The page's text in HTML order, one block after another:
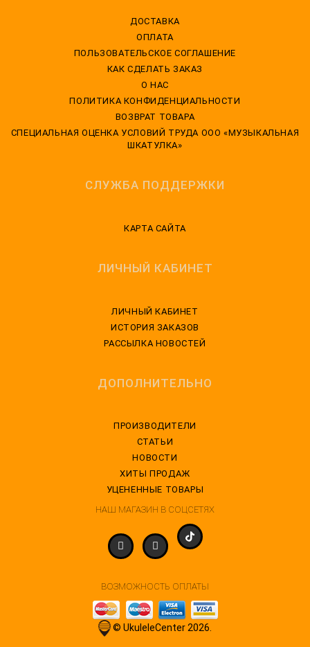
ДОСТАВКА
ОПЛАТА
ПОЛЬЗОВАТЕЛЬСКОЕ СОГЛАШЕНИЕ
КАК СДЕЛАТЬ ЗАКАЗ
О НАС
ПОЛИТИКА КОНФИДЕНЦИАЛЬНОСТИ
ВОЗВРАТ ТОВАРА
CПЕЦИАЛЬНАЯ ОЦЕНКА УСЛОВИЙ ТРУДА ООО «МУЗЫКАЛЬНАЯ
ШКАТУЛКА»
СЛУЖБА ПОДДЕРЖКИ
КАРТА САЙТА
ЛИЧНЫЙ КАБИНЕТ
ЛИЧНЫЙ КАБИНЕТ
ИСТОРИЯ ЗАКАЗОВ
РАССЫЛКА НОВОСТЕЙ
ДОПОЛНИТЕЛЬНО
ПРОИЗВОДИТЕЛИ
СТАТЬИ
НОВОСТИ
ХИТЫ ПРОДАЖ
УЦЕНЕННЫЕ ТОВАРЫ
НАШ МАГАЗИН В СОЦСЕТЯХ
ВОЗМОЖНОСТЬ ОПЛАТЫ
© UkuleleCenter 2026.